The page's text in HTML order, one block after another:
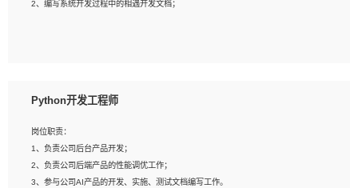
4、有较强的系统需求分析、文档编写能力、沟通能力；
2、编写系统开发过程中的相遇开发文档；
3、熟悉react/vue/angular任何一种前端框架，熟悉react优先；
5、善于沟通，具有团队意识；
Python开发工程师
岗位职责：
1、负责公司后台产品开发；
2、负责公司后端产品的性能调优工作；
3、参与公司AI产品的开发、实施、测试文档编写工作。